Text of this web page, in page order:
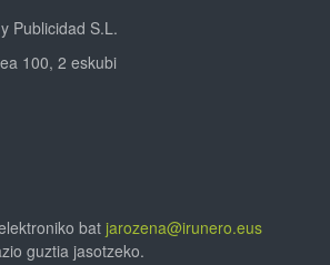
Publicidad S.L.
100, 2 eskubi
bat jarozena@irunero.eus
guztia jasotzeko.